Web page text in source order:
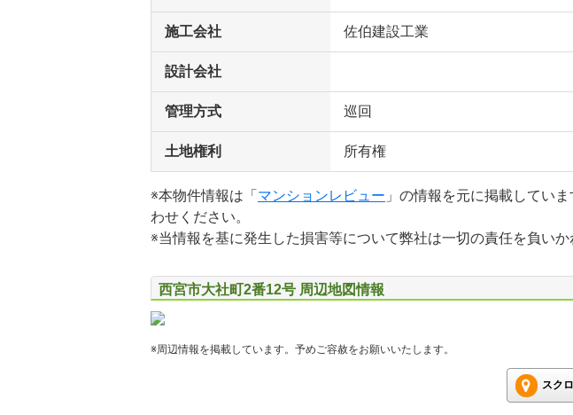
施工会社 佐伯建設工業
設計会社
管理方式 巡回
土地権利 所有権
※本物件情報は「 マンションレビュー 」の情報を元に掲載してい
わせください。
※当情報を基に発生した損害等について弊社は一切の責任を負い
西宮市大社町2番12号 周辺地図情報
※周辺情報を掲載しています。予めご容赦をお願いいたします。
スク